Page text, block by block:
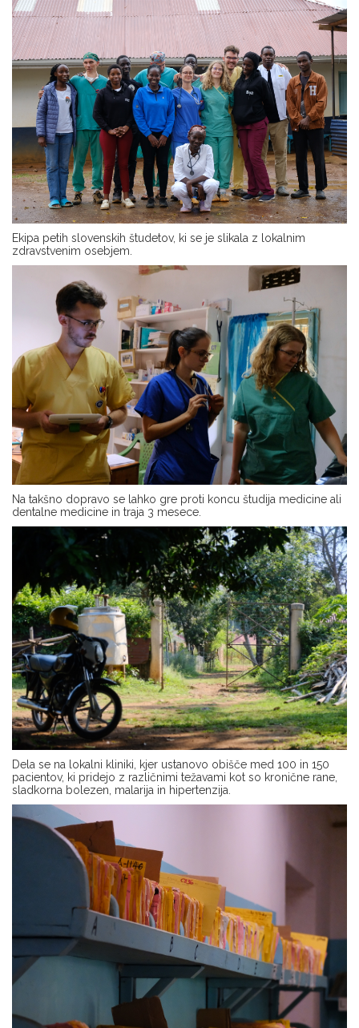
Ekipa petih slovenskih študetov, ki se je slikala z lokalnim
zdravstvenim osebjem.
Na takšno dopravo se lahko gre proti koncu študija medicine ali
dentalne medicine in traja 3 mesece.
Dela se na lokalni kliniki, kjer ustanovo obišče med 100 in 150
pacientov, ki pridejo z različnimi težavami kot so kronične rane,
sladkorna bolezen, malarija in hipertenzija.